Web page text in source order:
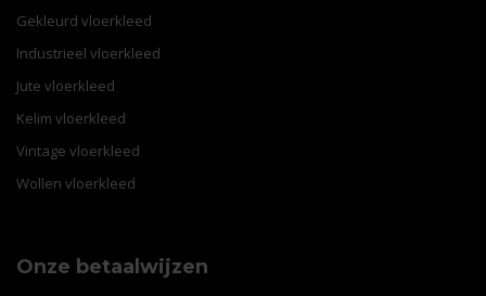
Gekleurd vloerkleed
Industrieel vloerkleed
Jute vloerkleed
Kelim vloerkleed
Vintage vloerkleed
Wollen vloerkleed
Onze betaalwijzen